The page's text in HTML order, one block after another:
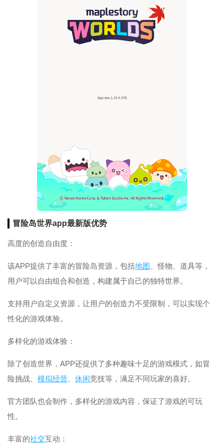
冒险岛世界app最新版优势
高度的创造自由度：
该APP提供了丰富的冒险岛资源，包括地图 、怪物、道具等，
用户可以自由组合和创造，构建属于自己的独特世界。
支持用户自定义资源，让用户的创造力不受限制，可以实现个
性化的游戏体验。
多样化的游戏体验：
除了创造世界，APP还提供了多种趣味十足的游戏模式，如冒
险挑战、 模拟经营 休闲竞技等，满足不同玩家的喜好。
官方团队也会制作，多样化的游戏内容，保证了游戏的可玩
性。
丰富的社交互动：